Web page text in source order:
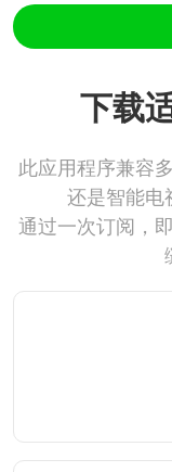
下载
此应用程序兼容
还是智能电
通过一次订阅，